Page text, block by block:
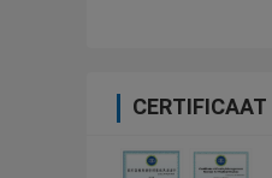
CERTIFICAAT